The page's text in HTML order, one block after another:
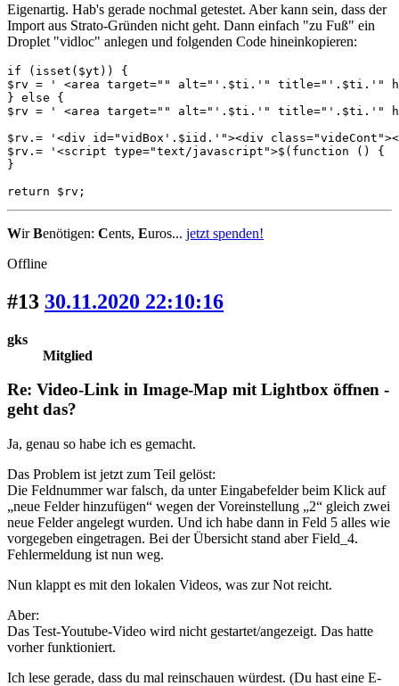
Eigenartig. Hab's gerade nochmal getestet. Aber kann sein, dass der
Import aus Strato-Gründen nicht geht. Dann einfach "zu Fuß" ein
Droplet "vidloc" anlegen und folgenden Code hineinkopieren:
if (isset($yt)) {
$rv = ' <area target="" alt="'.$ti.'" title="'.$ti.'"
} else {
$rv = ' <area target="" alt="'.$ti.'" title="'.$ti.'"
$rv.= '<div id="vidBox'.$iid.'"><div
$rv.= '<script type="text/javascript">$(function () {
}
return $rv;
WirBenötigen: Cents, Euros... jetzt spenden!
Offline
#13 30.11.2020 22:10:16
gks
Mitglied
Re: Video-Link in Image-Map mit Lightbox öffnen -
geht das?
Ja, genau so habe ich es gemacht.
Das Problem ist jetzt zum Teil gelöst:
Die Feldnummer war falsch, da unter Eingabefelder beim Klick auf
„neue Felder hinzufügen“ wegen der Voreinstellung „2“ gleich zwei
neue Felder angelegt wurden. Und ich habe dann in Feld 5 alles wie
vorgegeben eingetragen. Bei der Übersicht stand aber Field_4.
Fehlermeldung ist nun weg.
Nun klappt es mit den lokalen Videos, was zur Not reicht.
Aber:
Das Test-Youtube-Video wird nicht gestartet/angezeigt. Das hatte
vorher funktioniert.
Ich lese gerade, dass du mal reinschauen würdest. (Du hast eine E-